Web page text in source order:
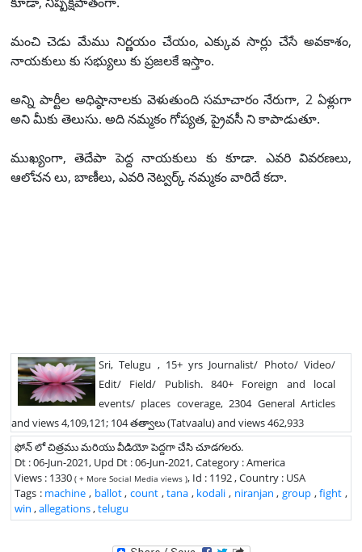
మంచి చెడు మేము నిర్ణయం చేయం, ఎక్కువ సార్లు చేసే అవకాశం,
నాయకులు కు సభ్యులు కు ప్రజలకే ఇస్తాం.
అన్ని పార్టీల అధిష్ఠానాలకు వెళుతుంది సమాచారం నేరుగా, 2 ఏళ్లుగా
అని మీకు తెలుసు. అది నమ్మకం గోప్యత, ప్రైవసీ ని కాపాడుతూ.
ముఖ్యంగా, తెదేపా పెద్ద నాయకులు కు కూడా. ఎవరి వివరణలు,
ఆలోచన లు, బాణీలు, ఎవరి నెట్వర్క్ నమ్మకం వారిదే కదా.
Sri, Telugu , 15+ yrs Journalist/ Photo/ Video/
Edit/ Field/ Publish. 840+ Foreign and local
events/ places coverage, 2304 General Articles
and views 4,109,121; 104 తత్వాలు (Tatvaalu) and views 462,933
ఫోన్ లో చిత్రము మరియు వీడియో పెద్దగా చేసి చూడగలరు.
Dt : 06-Jun-2021, Upd Dt : 06-Jun-2021, Category : America
Views : 1330 ( + More Social Media views ), Id : 1192 , Country : USA
Tags : machine , ballot, count,tana , kodali , niranjan ,group ,fight ,
win ,allegations,telugu